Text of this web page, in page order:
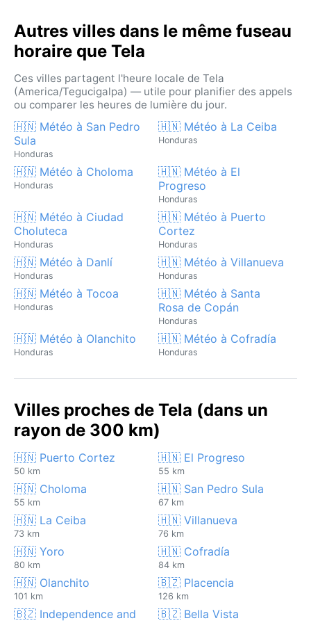
Autres villes dans le même fuseau
horaire que Tela
Ces villes partagent l'heure locale de Tela
(America/Tegucigalpa) — utile pour planifier des appels
ou comparer les heures de lumière du jour.
🇭🇳 Météo à San Pedro
Sula
Honduras
🇭🇳 Météo à La Ceiba
Honduras
🇭🇳 Météo à Choloma
Honduras
🇭🇳 Météo à El
Progreso
Honduras
🇭🇳 Météo à Ciudad
Choluteca
Honduras
🇭🇳 Météo à Puerto
Cortez
Honduras
🇭🇳 Météo à Danlí
Honduras
🇭🇳 Météo à Villanueva
Honduras
🇭🇳 Météo à Tocoa
Honduras
🇭🇳 Météo à Santa
Rosa de Copán
Honduras
🇭🇳 Météo à Olanchito
Honduras
🇭🇳 Météo à Cofradía
Honduras
Villes proches de Tela (dans un
rayon de 300 km)
🇭🇳 Puerto Cortez
50 km
🇭🇳 El Progreso
55 km
🇭🇳 Choloma
55 km
🇭🇳 San Pedro Sula
67 km
🇭🇳 La Ceiba
73 km
🇭🇳 Villanueva
76 km
🇭🇳 Yoro
80 km
🇭🇳 Cofradía
84 km
🇭🇳 Olanchito
101 km
🇧🇿 Placencia
126 km
🇧🇿 Independence and
🇧🇿 Bella Vista